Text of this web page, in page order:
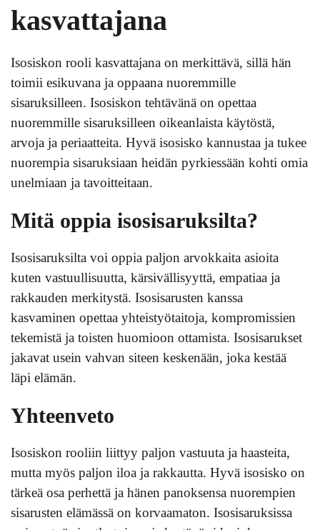
kasvattajana
Isosiskon rooli kasvattajana on merkittävä, sillä hän
toimii esikuvana ja oppaana nuoremmille
sisaruksilleen. Isosiskon tehtävänä on opettaa
nuoremmille sisaruksilleen oikeanlaista käytöstä,
arvoja ja periaatteita. Hyvä isosisko kannustaa ja tukee
nuorempia sisaruksiaan heidän pyrkiessään kohti omia
unelmiaan ja tavoitteitaan.
Mitä oppia isosisaruksilta?
Isosisaruksilta voi oppia paljon arvokkaita asioita
kuten vastuullisuutta, kärsivällisyyttä, empatiaa ja
rakkauden merkitystä. Isosisarusten kanssa
kasvaminen opettaa yhteistyötaitoja, kompromissien
tekemistä ja toisten huomioon ottamista. Isosisarukset
jakavat usein vahvan siteen keskenään, joka kestää
läpi elämän.
Yhteenveto
Isosiskon rooliin liittyy paljon vastuuta ja haasteita,
mutta myös paljon iloa ja rakkautta. Hyvä isosisko on
tärkeä osa perhettä ja hänen panoksensa nuorempien
sisarusten elämässä on korvaamaton. Isosisaruksissa